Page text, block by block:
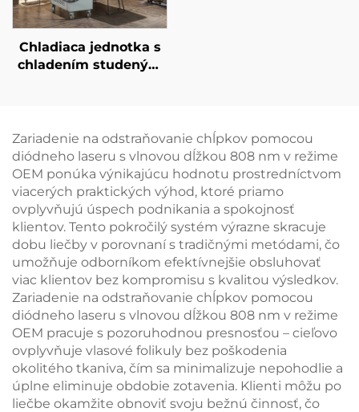
Chladiaca jednotka s
chladením studeným
estetickom laserovom
liečení, úľava bolesti,
ochrana epidermy,
nepretržité
bezkontaktné použitie
v klinike
Zariadenie na odstraňovanie chĺpkov pomocou
diódneho laseru s vlnovou dĺžkou 808 nm v režime
OEM ponúka výnikajúcu hodnotu prostredníctvom
viacerých praktických výhod, ktoré priamo
ovplyvňujú úspech podnikania a spokojnosť
klientov. Tento pokročilý systém výrazne skracuje
dobu liečby v porovnaní s tradičnými metódami, čo
umožňuje odborníkom efektívnejšie obsluhovať
viac klientov bez kompromisu s kvalitou výsledkov.
Zariadenie na odstraňovanie chĺpkov pomocou
diódneho laseru s vlnovou dĺžkou 808 nm v režime
OEM pracuje s pozoruhodnou presnosťou – cieľovo
ovplyvňuje vlasové folikuly bez poškodenia
okolitého tkaniva, čím sa minimalizuje nepohodlie a
úplne eliminuje obdobie zotavenia. Klienti môžu po
liečbe okamžite obnoviť svoju bežnú činnosť, čo